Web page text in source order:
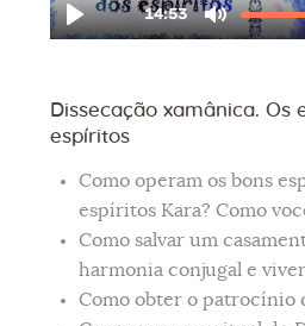
Dissecação xamânica. Os
espíritos
Como operam os bons
espíritos Kara? Como
Como salvar um
harmonia conjugal e
Como obter o patrocínio